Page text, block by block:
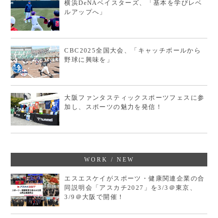
横浜DeNAベイスターズ、「基本を学びレベ
ルアップへ」
CBC2025全国大会、「キャッチボールから
野球に興味を」
大阪ファンタスティックスポーツフェスに参
加し、スポーツの魅力を発信！
WORK / NEW
エスエスケイがスポーツ・健康関連企業の合
同説明会「アスカチ2027」を3/3＠東京、
3/9＠大阪で開催！